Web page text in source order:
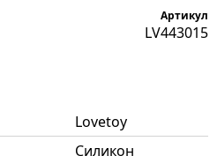
Артикул
LV443015
Lovetoy
Силикон